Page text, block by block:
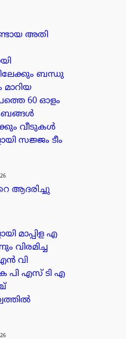
അതി
ബന്ധു
മാറിയ
60 ഓളം
വീടുകൾ
സജ്ജം ടീം
ആദരിച്ചു
മാപ്പിള എ
വിരമിച്ച
വി
പി എസ് ടി എ